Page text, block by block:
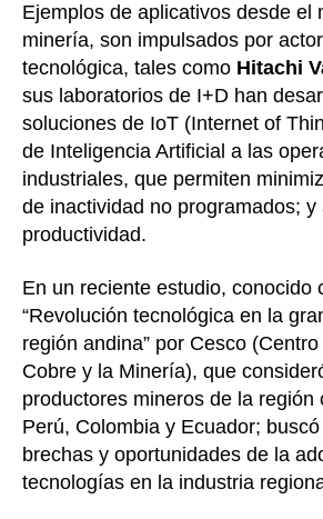
Ejemplos de aplicativos desde el
minería, son impulsados por
tecnológica, tales como Hitachi
sus laboratorios de I+D han
soluciones de IoT (Internet of
de Inteligencia Artificial a las
industriales, que permiten
de inactividad no programados;
productividad.
En un reciente estudio, conocido
“Revolución tecnológica en la
región andina” por Cesco
Cobre y la Minería), que
productores mineros de la región
Perú, Colombia y Ecuador;
brechas y oportunidades de la
tecnologías en la industria